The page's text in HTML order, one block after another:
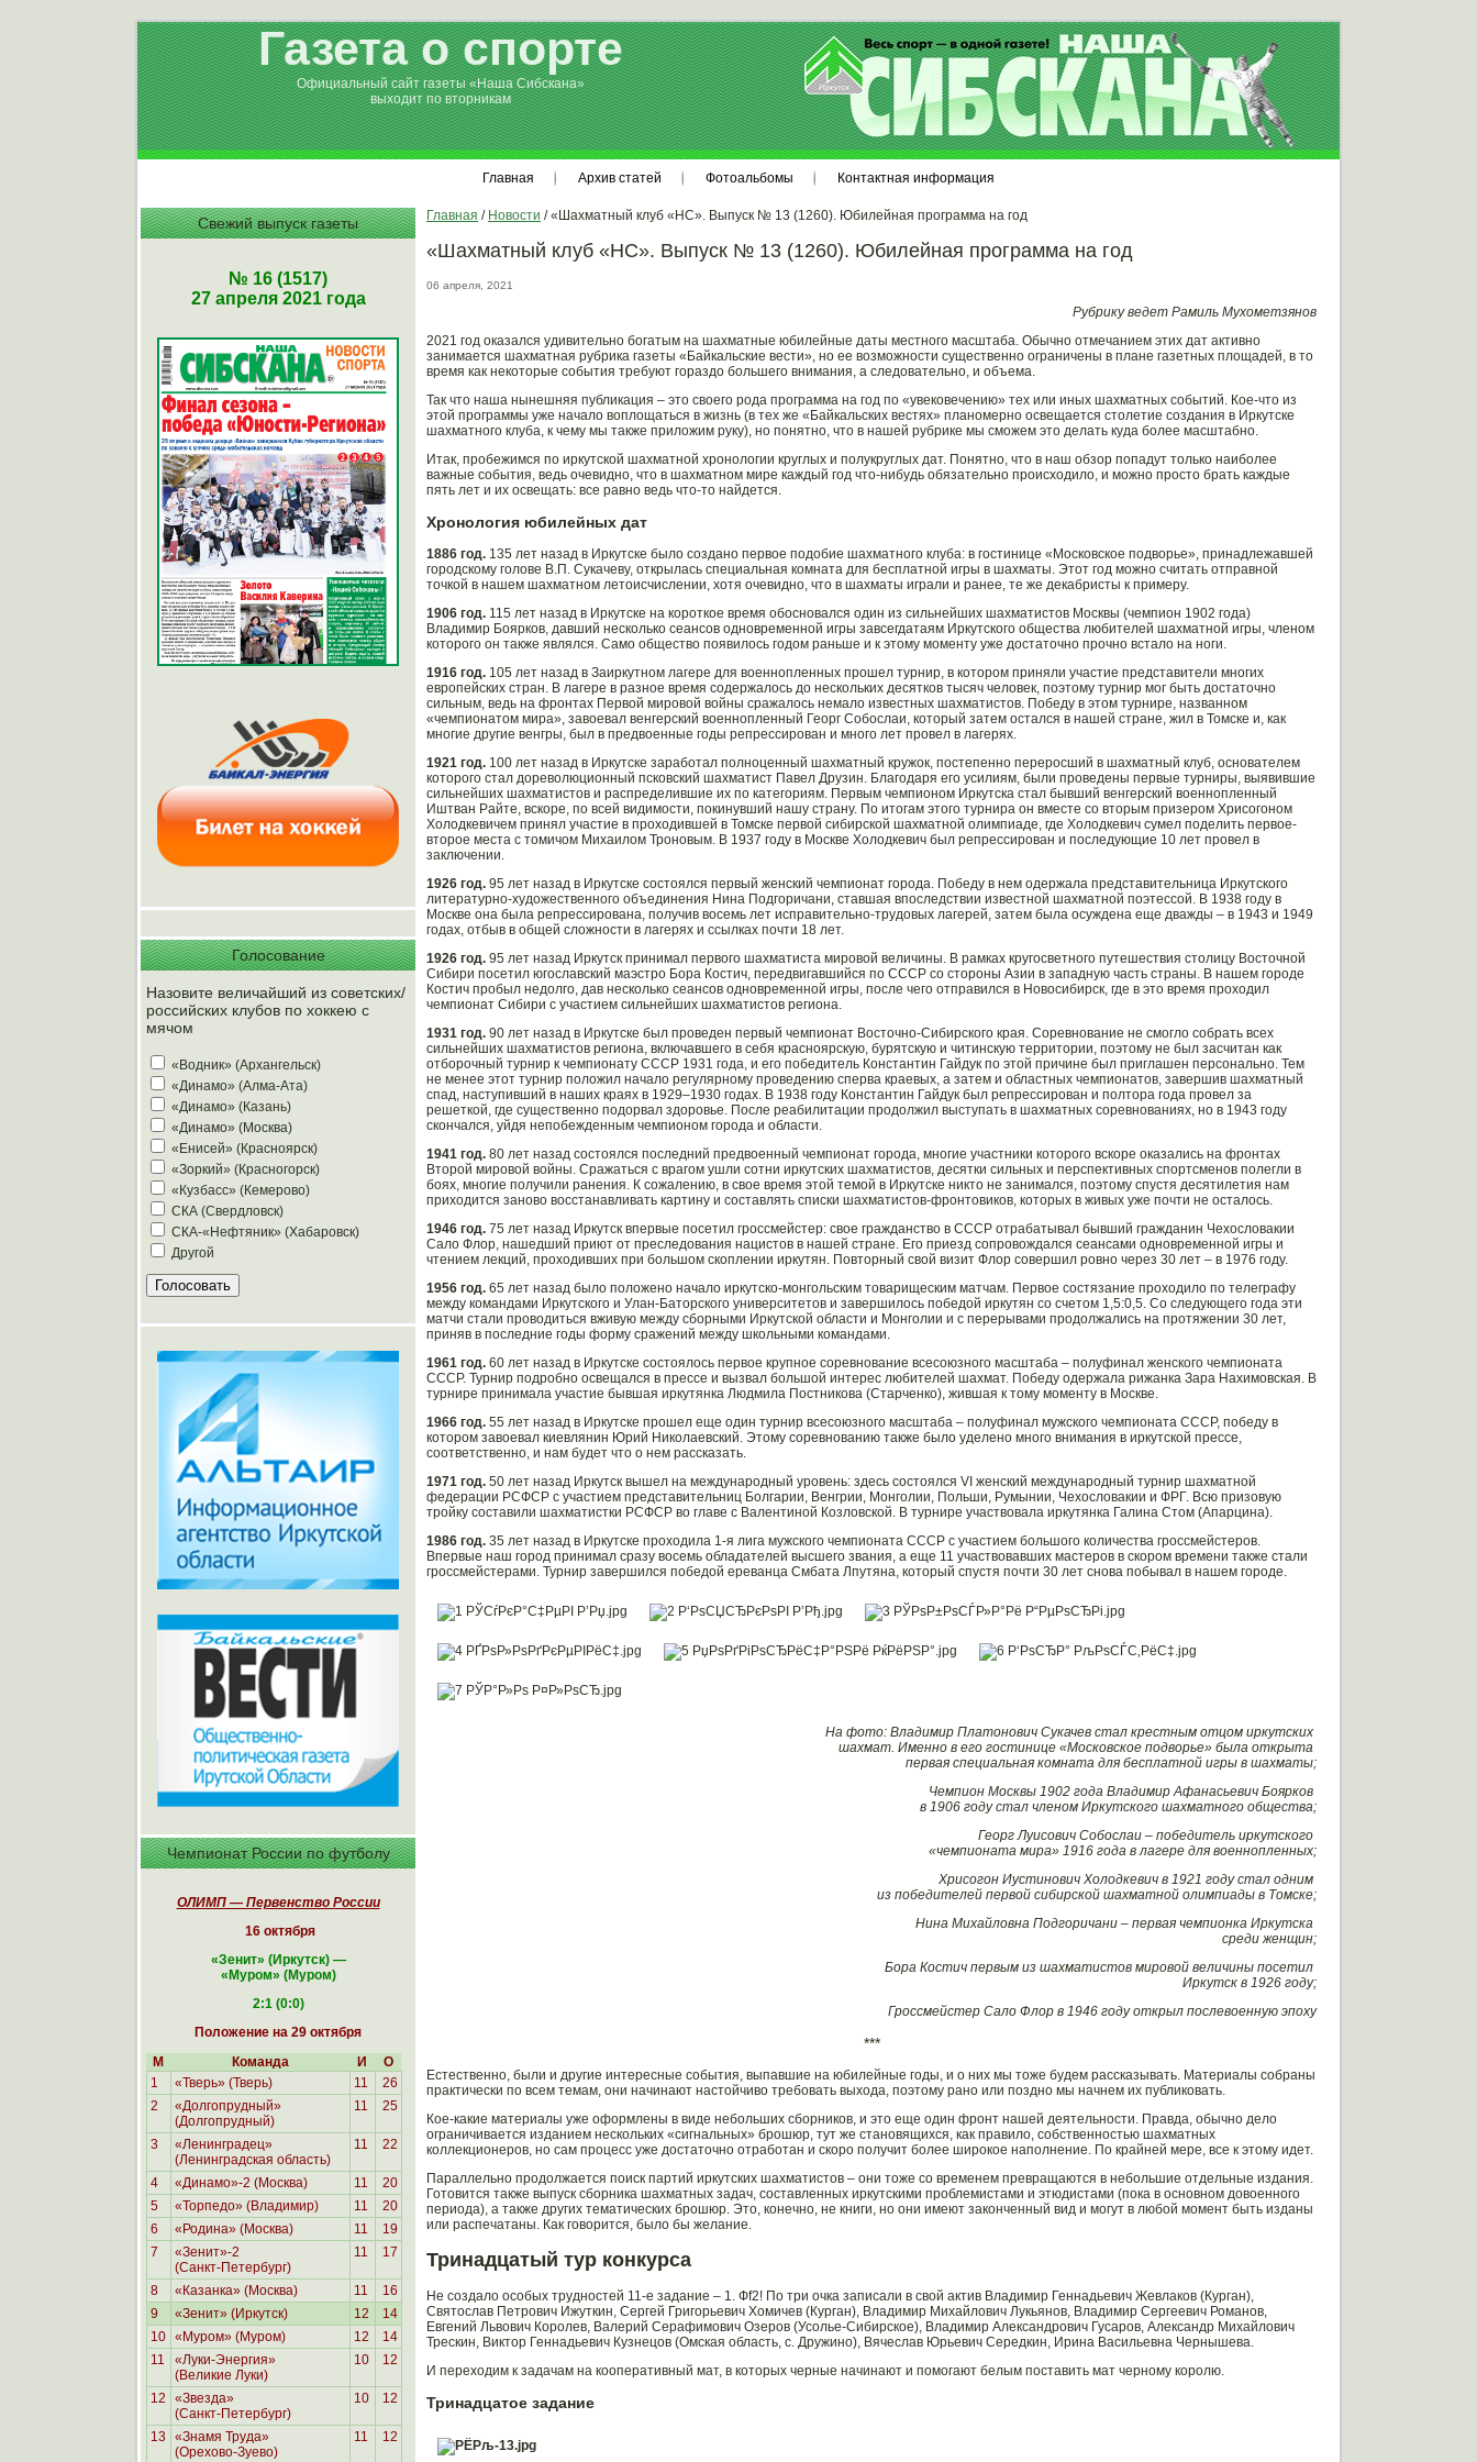
Газета о спорте
Официальный сайт газеты «Наша Сибскана»
выходит по вторникам
Главная Архив статей Фотоальбомы Контактная информация
Свежий выпуск газеты
№ 16 (1517)
27 апреля 2021 года
Голосование
Назовите величайший из советских/
российских клубов по хоккею с
мячом
«Водник» (Архангельск)
«Динамо» (Алма-Ата)
«Динамо» (Казань)
«Динамо» (Москва)
«Енисей» (Красноярск)
«Зоркий» (Красногорск)
«Кузбасс» (Кемерово)
СКА (Свердловск)
СКА-«Нефтяник» (Хабаровск)
Другой
Чемпионат России по футболу
ОЛИМП — Первенство России
16 октября
«Зенит» (Иркутск) —
«Муром» (Муром)
2:1 (0:0)
Положение на 29 октября
М
Команда И
О
1
«Тверь» (Тверь) 11
26
2
«Долгопрудный»
(Долгопрудный)
11 25
3
«Ленинградец»
(Ленинградская область)
11 22
4 «Динамо»-2 (Москва) 11
20
5
«Торпедо» (Владимир) 11
20
6
«Родина» (Москва) 11
19
7
«Зенит»-2
(Санкт-Петербург)
11 17
8 «Казанка» (Москва) 11
16
9
«Зенит» (Иркутск) 12
14
10 «Муром» (Муром) 12
14
11
«Луки-Энергия»
(Великие Луки)
10 12
12
«Звезда»
(Санкт-Петербург)
10 12
13
«Знамя Труда»
(Орехово-Зуево)
11 12
Главная / Новости / «Шахматный клуб «НС». Выпуск № 13 (1260). Юбилейная программа на год
«Шахматный клуб «НС». Выпуск № 13 (1260). Юбилейная программа на год
06 апреля, 2021
Рубрику ведет Рамиль Мухометзянов
2021 год оказался удивительно богатым на шахматные юбилейные даты местного масштаба. Обычно отмечанием этих дат активно
занимается шахматная рубрика газеты «Байкальские вести», но ее возможности существенно ограничены в плане газетных площадей, в то
время как некоторые события требуют гораздо большего внимания, а следовательно, и объема.
Так что наша нынешняя публикация – это своего рода программа на год по «увековечению» тех или иных шахматных событий. Кое-что из
этой программы уже начало воплощаться в жизнь (в тех же «Байкальских вестях» планомерно освещается столетие создания в Иркутске
шахматного клуба, к чему мы также приложим руку), но понятно, что в нашей рубрике мы сможем это делать куда более масштабно.
Итак, пробежимся по иркутской шахматной хронологии круглых и полукруглых дат. Понятно, что в наш обзор попадут только наиболее
важные события, ведь очевидно, что в шахматном мире каждый год что-нибудь обязательно происходило, и можно просто брать каждые
пять лет и их освещать: все равно ведь что-то найдется.
Хронология юбилейных дат
1886 год. 135 лет назад в Иркутске было создано первое подобие шахматного клуба: в гостинице «Московское подворье», принадлежавшей
городскому голове В.П. Сукачеву, открылась специальная комната для бесплатной игры в шахматы. Этот год можно считать отправной
точкой в нашем шахматном летоисчислении, хотя очевидно, что в шахматы играли и ранее, те же декабристы к примеру.
1906 год. 115 лет назад в Иркутске на короткое время обосновался один из сильнейших шахматистов Москвы (чемпион 1902 года)
Владимир Боярков, давший несколько сеансов одновременной игры завсегдатаям Иркутского общества любителей шахматной игры, членом
которого он также являлся. Само общество появилось годом раньше и к этому моменту уже достаточно прочно встало на ноги.
1916 год. 105 лет назад в Заиркутном лагере для военнопленных прошел турнир, в котором приняли участие представители многих
европейских стран. В лагере в разное время содержалось до нескольких десятков тысяч человек, поэтому турнир мог быть достаточно
сильным, ведь на фронтах Первой мировой войны сражалось немало известных шахматистов. Победу в этом турнире, названном
«чемпионатом мира», завоевал венгерский военнопленный Георг Собослаи, который затем остался в нашей стране, жил в Томске и, как
многие другие венгры, был в предвоенные годы репрессирован и много лет провел в лагерях.
1921 год. 100 лет назад в Иркутске заработал полноценный шахматный кружок, постепенно переросший в шахматный клуб, основателем
которого стал дореволюционный псковский шахматист Павел Друзин. Благодаря его усилиям, были проведены первые турниры, выявившие
сильнейших шахматистов и распределившие их по категориям. Первым чемпионом Иркутска стал бывший венгерский военнопленный
Иштван Райте, вскоре, по всей видимости, покинувший нашу страну. По итогам этого турнира он вместе со вторым призером Хрисогоном
Холодкевичем принял участие в проходившей в Томске первой сибирской шахматной олимпиаде, где Холодкевич сумел поделить первое-
второе места с томичом Михаилом Троновым. В 1937 году в Москве Холодкевич был репрессирован и последующие 10 лет провел в
заключении.
1926 год. 95 лет назад в Иркутске состоялся первый женский чемпионат города. Победу в нем одержала представительница Иркутского
литературно-художественного объединения Нина Подгоричани, ставшая впоследствии известной шахматной поэтессой. В 1938 году в
Москве она была репрессирована, получив восемь лет исправительно-трудовых лагерей, затем была осуждена еще дважды – в 1943 и 1949
годах, отбыв в общей сложности в лагерях и ссылках почти 18 лет.
1926 год. 95 лет назад Иркутск принимал первого шахматиста мировой величины. В рамках кругосветного путешествия столицу Восточной
Сибири посетил югославский маэстро Бора Костич, передвигавшийся по СССР со стороны Азии в западную часть страны. В нашем городе
Костич пробыл недолго, дав несколько сеансов одновременной игры, после чего отправился в Новосибирск, где в это время проходил
чемпионат Сибири с участием сильнейших шахматистов региона.
1931 год. 90 лет назад в Иркутске был проведен первый чемпионат Восточно-Сибирского края. Соревнование не смогло собрать всех
сильнейших шахматистов региона, включавшего в себя красноярскую, бурятскую и читинскую территории, поэтому не был засчитан как
отборочный турнир к чемпионату СССР 1931 года, и его победитель Константин Гайдук по этой причине был приглашен персонально. Тем
не менее этот турнир положил начало регулярному проведению сперва краевых, а затем и областных чемпионатов, завершив шахматный
спад, наступивший в наших краях в 1929–1930 годах. В 1938 году Константин Гайдук был репрессирован и полтора года провел за
решеткой, где существенно подорвал здоровье. После реабилитации продолжил выступать в шахматных соревнованиях, но в 1943 году
скончался, уйдя непобежденным чемпионом города и области.
1941 год. 80 лет назад состоялся последний предвоенный чемпионат города, многие участники которого вскоре оказались на фронтах
Второй мировой войны. Сражаться с врагом ушли сотни иркутских шахматистов, десятки сильных и перспективных спортсменов полегли в
боях, многие получили ранения. К сожалению, в свое время этой темой в Иркутске никто не занимался, поэтому спустя десятилетия нам
приходится заново восстанавливать картину и составлять списки шахматистов-фронтовиков, которых в живых уже почти не осталось.
1946 год. 75 лет назад Иркутск впервые посетил гроссмейстер: свое гражданство в СССР отрабатывал бывший гражданин Чехословакии
Сало Флор, нашедший приют от преследования нацистов в нашей стране. Его приезд сопровождался сеансами одновременной игры и
чтением лекций, проходивших при большом скоплении иркутян. Повторный свой визит Флор совершил ровно через 30 лет – в 1976 году.
1956 год. 65 лет назад было положено начало иркутско-монгольским товарищеским матчам. Первое состязание проходило по телеграфу
между командами Иркутского и Улан-Баторского университетов и завершилось победой иркутян со счетом 1,5:0,5. Со следующего года эти
матчи стали проводиться вживую между сборными Иркутской области и Монголии и с перерывами продолжались на протяжении 30 лет,
приняв в последние годы форму сражений между школьными командами.
1961 год. 60 лет назад в Иркутске состоялось первое крупное соревнование всесоюзного масштаба – полуфинал женского чемпионата
СССР. Турнир подробно освещался в прессе и вызвал большой интерес любителей шахмат. Победу одержала рижанка Зара Нахимовская. В
турнире принимала участие бывшая иркутянка Людмила Постникова (Старченко), жившая к тому моменту в Москве.
1966 год. 55 лет назад в Иркутске прошел еще один турнир всесоюзного масштаба – полуфинал мужского чемпионата СССР, победу в
котором завоевал киевлянин Юрий Николаевский. Этому соревнованию также было уделено много внимания в иркутской прессе,
соответственно, и нам будет что о нем рассказать.
1971 год. 50 лет назад Иркутск вышел на международный уровень: здесь состоялся VI женский международный турнир шахматной
федерации РСФСР с участием представительниц Болгарии, Венгрии, Монголии, Польши, Румынии, Чехословакии и ФРГ. Всю призовую
тройку составили шахматистки РСФСР во главе с Валентиной Козловской. В турнире участвовала иркутянка Галина Стом (Апарцина).
1986 год. 35 лет назад в Иркутске проходила 1-я лига мужского чемпионата СССР с участием большого количества гроссмейстеров.
Впервые наш город принимал сразу восемь обладателей высшего звания, а еще 11 участвовавших мастеров в скором времени также стали
гроссмейстерами. Турнир завершился победой ереванца Смбата Лпутяна, который спустя почти 30 лет снова побывал в нашем городе.
На фото: Владимир Платонович Сукачев стал крестным отцом иркутских
шахмат. Именно в его гостинице «Московское подворье» была открыта
первая специальная комната для бесплатной игры в шахматы;
Чемпион Москвы 1902 года Владимир Афанасьевич Боярков
в 1906 году стал членом Иркутского шахматного общества;
Георг Луисович Собослаи – победитель иркутского
«чемпионата мира» 1916 года в лагере для военнопленных;
Хрисогон Иустинович Холодкевич в 1921 году стал одним
из победителей первой сибирской шахматной олимпиады в Томске;
Нина Михайловна Подгоричани – первая чемпионка Иркутска
среди женщин;
Бора Костич первым из шахматистов мировой величины посетил
Иркутск в 1926 году;
Гроссмейстер Сало Флор в 1946 году открыл послевоенную эпоху
***
Естественно, были и другие интересные события, выпавшие на юбилейные годы, и о них мы тоже будем рассказывать. Материалы собраны
практически по всем темам, они начинают настойчиво требовать выхода, поэтому рано или поздно мы начнем их публиковать.
Кое-какие материалы уже оформлены в виде небольших сборников, и это еще один фронт нашей деятельности. Правда, обычно дело
ограничивается изданием нескольких «сигнальных» брошюр, тут же становящихся, как правило, собственностью шахматных
коллекционеров, но сам процесс уже достаточно отработан и скоро получит более широкое наполнение. По крайней мере, все к этому идет.
Параллельно продолжается поиск партий иркутских шахматистов – они тоже со временем превращаются в небольшие отдельные издания.
Готовится также выпуск сборника шахматных задач, составленных иркутскими проблемистами и этюдистами (пока в основном довоенного
периода), а также других тематических брошюр. Это, конечно, не книги, но они имеют законченный вид и могут в любой момент быть изданы
или распечатаны. Как говорится, было бы желание.
Тринадцатый тур конкурса
Не создало особых трудностей 11-е задание – 1. Фf2! По три очка записали в свой актив Владимир Геннадьевич Жевлаков (Курган),
Святослав Петрович Ижуткин, Сергей Григорьевич Хомичев (Курган), Владимир Михайлович Лукьянов, Владимир Сергеевич Романов,
Евгений Львович Королев, Валерий Серафимович Озеров (Усолье-Сибирское), Владимир Александрович Гусаров, Александр Михайлович
Трескин, Виктор Геннадьевич Кузнецов (Омская область, с. Дружино), Вячеслав Юрьевич Середкин, Ирина Васильевна Чернышева.
И переходим к задачам на кооперативный мат, в которых черные начинают и помогают белым поставить мат черному королю.
Тринадцатое задание